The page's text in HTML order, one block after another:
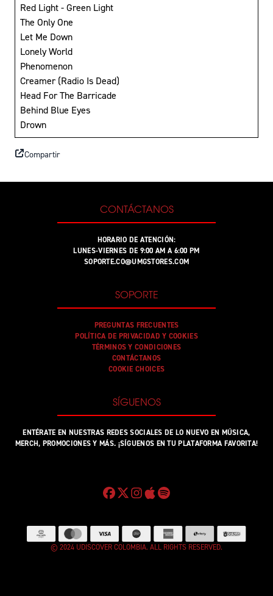
Red Light - Green Light
The Only One
Let Me Down
Lonely World
Phenomenon
Creamer (Radio Is Dead)
Head For The Barricade
Behind Blue Eyes
Drown
Compartir
CONTÁCTANOS
HORARIO DE ATENCIÓN:
LUNES-VIERNES DE 9:00 AM A 6:00 PM
SOPORTE.CO@UMGSTORES.COM
SOPORTE
PREGUNTAS FRECUENTES
POLÍTICA DE PRIVACIDAD Y COOKIES
TÉRMINOS Y CONDICIONES
CONTÁCTANOS
COOKIE CHOICES
SÍGUENOS
ENTÉRATE EN NUESTRAS REDES SOCIALES DE LO NUEVO EN MÚSICA,
MERCH, PROMOCIONES Y MÁS. ¡SÍGUENOS EN TU PLATAFORMA FAVORITA!
© 2024 UDISCOVER COLOMBIA. ALL RIGHTS RESERVED.